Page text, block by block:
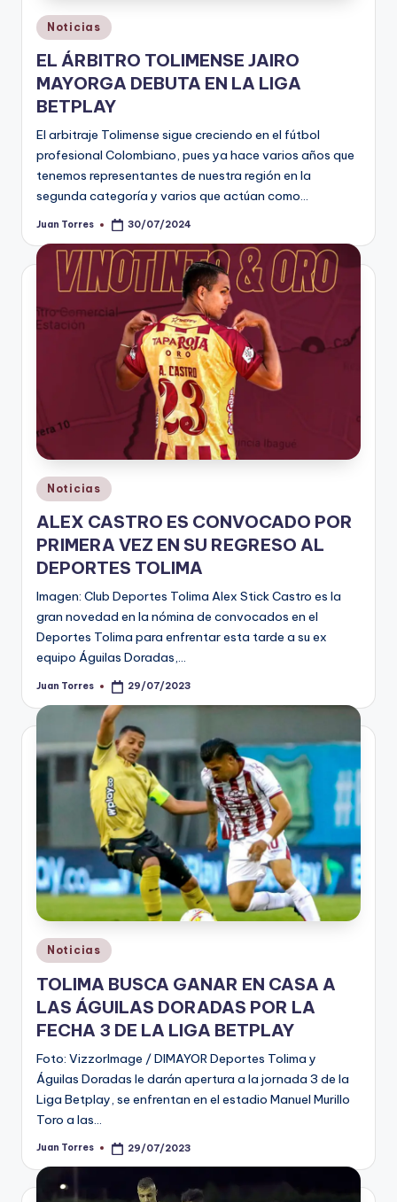
Publicado
en
Noticias
EL ÁRBITRO TOLIMENSE JAIRO
MAYORGA DEBUTA EN LA LIGA
BETPLAY
El arbitraje Tolimense sigue creciendo en el fútbol
profesional Colombiano, pues ya hace varios años que
tenemos representantes de nuestra región en la
segunda categoría y varios que actúan como…
Publicado
Juan Torres 30/07/2024
Publicado
en
Noticias
ALEX CASTRO ES CONVOCADO POR
PRIMERA VEZ EN SU REGRESO AL
DEPORTES TOLIMA
Imagen: Club Deportes Tolima Alex Stick Castro es la
gran novedad en la nómina de convocados en el
Deportes Tolima para enfrentar esta tarde a su ex
equipo Águilas Doradas,…
Publicado
Juan Torres 29/07/2023
Publicado
en
Noticias
TOLIMA BUSCA GANAR EN CASA A
LAS ÁGUILAS DORADAS POR LA
FECHA 3 DE LA LIGA BETPLAY
Foto: VizzorImage / DIMAYOR Deportes Tolima y
Águilas Doradas le darán apertura a la jornada 3 de la
Liga Betplay, se enfrentan en el estadio Manuel Murillo
Toro a las…
Publicado
Juan Torres 29/07/2023